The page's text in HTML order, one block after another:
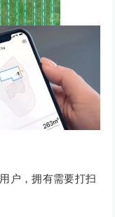
户，拥有需要打扫